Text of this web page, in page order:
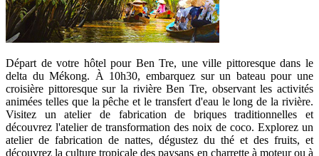
Départ de votre hôtel pour Ben Tre, une ville pittoresque dans le
delta du Mékong. À 10h30, embarquez sur un bateau pour une
croisière pittoresque sur la rivière Ben Tre, observant les activités
animées telles que la pêche et le transfert d'eau le long de la rivière.
Visitez un atelier de fabrication de briques traditionnelles et
découvrez l'atelier de transformation des noix de coco. Explorez un
atelier de fabrication de nattes, dégustez du thé et des fruits, et
découvrez la culture tropicale des paysans en charrette à moteur ou à